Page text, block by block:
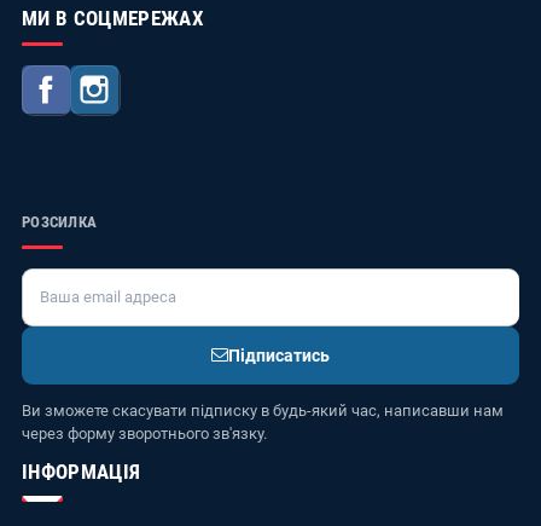
МИ В СОЦМЕРЕЖАХ
Facebook
РОЗСИЛКА
Підписатись
Ви зможете скасувати підписку в будь-який час, написавши нам
через форму зворотнього зв'язку.
ІНФОРМАЦІЯ